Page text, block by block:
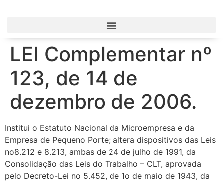
LEI Complementar nº
123, de 14 de
dezembro de 2006.
Institui o Estatuto Nacional da Microempresa e da
Empresa de Pequeno Porte; altera dispositivos das Leis
no8.212 e 8.213, ambas de 24 de julho de 1991, da
Consolidação das Leis do Trabalho – CLT, aprovada
pelo Decreto-Lei no 5.452, de 1o de maio de 1943, da